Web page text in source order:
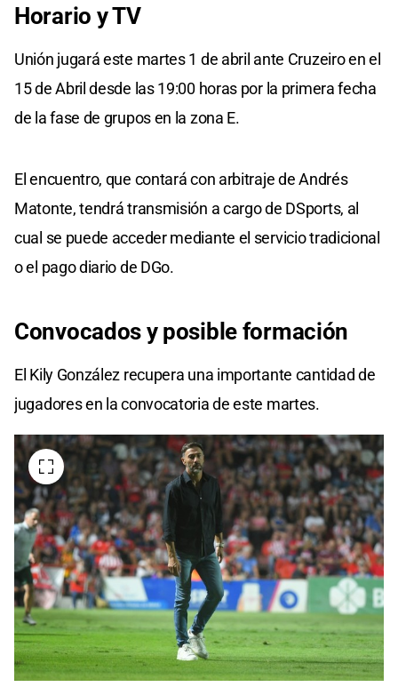
Horario y TV
Unión jugará este martes 1 de abril ante Cruzeiro en el
15 de Abril desde las 19:00 horas por la primera fecha
de la fase de grupos en la zona E.
El encuentro, que contará con arbitraje de Andrés
Matonte, tendrá transmisión a cargo de DSports, al
cual se puede acceder mediante el servicio tradicional
o el pago diario de DGo.
Convocados y posible formación
El Kily González recupera una importante cantidad de
jugadores en la convocatoria de este martes.